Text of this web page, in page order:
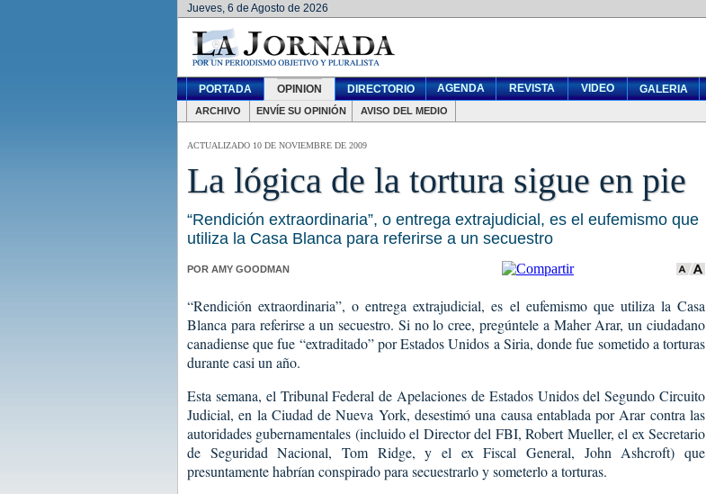
Jueves, 6 de Agosto de 2026
PORTADA OPINION DIRECTORIO AGENDA REVISTA VIDEO GALERIA
ARCHIVO ENVÍE SU OPINIÓN AVISO DEL MEDIO
ACTUALIZADO 10 DE NOVIEMBRE DE 2009
La lógica de la tortura sigue en pie
“Rendición extraordinaria”, o entrega extrajudicial, es el eufemismo que
utiliza la Casa Blanca para referirse a un secuestro
POR AMY GOODMAN
“Rendición extraordinaria”, o entrega extrajudicial, es el eufemismo que utiliza la Casa
Blanca para referirse a un secuestro. Si no lo cree, pregúntele a Maher Arar, un ciudadano
canadiense que fue “extraditado” por Estados Unidos a Siria, donde fue sometido a torturas
durante casi un año.
Esta semana, el Tribunal Federal de Apelaciones de Estados Unidos del Segundo Circuito
Judicial, en la Ciudad de Nueva York, desestimó una causa entablada por Arar contra las
autoridades gubernamentales (incluido el Director del FBI, Robert Mueller, el ex Secretario
de Seguridad Nacional, Tom Ridge, y el ex Fiscal General, John Ashcroft) que
presuntamente habrían conspirado para secuestrarlo y someterlo a torturas.